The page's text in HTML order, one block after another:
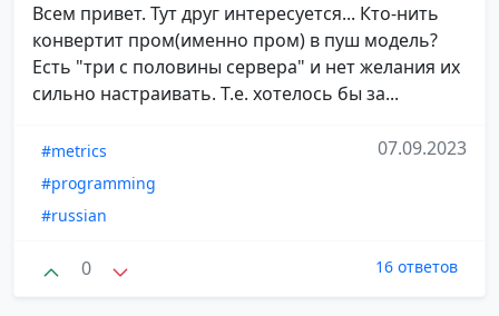
Всем привет. Тут друг интересуется... Кто-нить
конвертит пром(именно пром) в пуш модель?
Есть "три с половины сервера" и нет желания их
сильно настраивать. Т.е. хотелось бы за...
#metrics
#programming
#russian
07.09.2023
0 16 ответов